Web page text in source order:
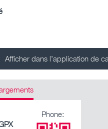
Afficher dans l’application de
Phone: